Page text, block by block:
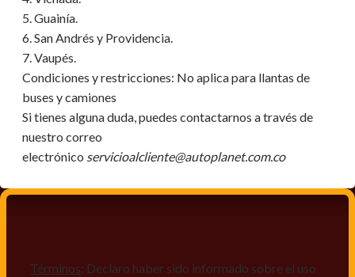
5. Guainía.
6. San Andrés y Providencia.
7. Vaupés.
Condiciones y restricciones: No aplica para llantas de
buses y camiones
Si tienes alguna duda, puedes contactarnos a través de
nuestro correo
electrónico servicioalcliente@autoplanet.com.co
Términos: Declaro haber sido informado sobre el uso